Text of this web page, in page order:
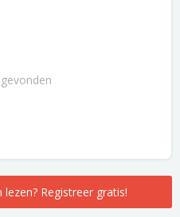
Registreer gratis!